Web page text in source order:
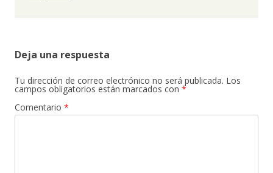
Deja una respuesta
Tu dirección de correo electrónico no será publicada. Los
campos obligatorios están marcados con *
Comentario *